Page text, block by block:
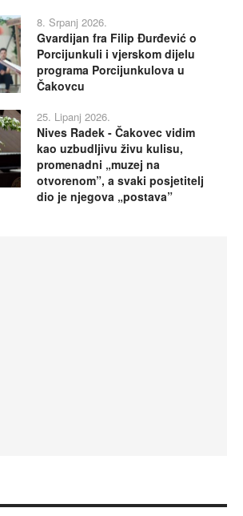
8. Srpanj 2026.
Gvardijan fra Filip Đurđević o
Porcijunkuli i vjerskom dijelu
programa Porcijunkulova u
Čakovcu
25. Lipanj 2026.
Nives Radek - Čakovec vidim
kao uzbudljivu živu kulisu,
promenadni „muzej na
otvorenom”, a svaki posjetitelj
dio je njegova „postava”